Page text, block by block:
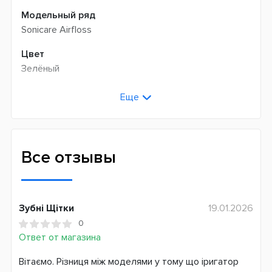
Модельный ряд
Sonicare Airfloss
Цвет
Зелёный
Ступеней давления воды
1
Переносной
Еще
Все отзывы
Зубні Щітки
0
Ответ от магазина
19.01.2026
Вітаємо. Різниця між моделями у тому що іригатор